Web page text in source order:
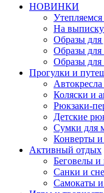
НОВИНКИ
На
Образы для
Образы для
Образы
Прогулки и
Коляски и
Рюкзаки-
Детские
Сумки для
Конверты
Активный отдых
Беговелы и
Санки и
Самокаты